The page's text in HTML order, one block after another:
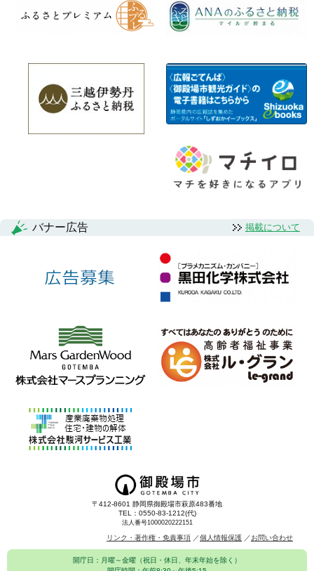
バナー広告 掲載について
〒412-8601 静岡県御殿場市萩原483番地
TEL：0550-83-1212(代)
法人番号1000020222151
リンク・著作権・免責事項 個人情報保護 お問い合わせ
開庁日：月曜～金曜（祝日・休日、年末年始を除く）